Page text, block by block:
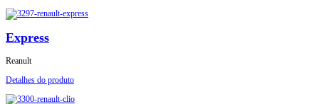
Express
Reanult
Detalhes do produto